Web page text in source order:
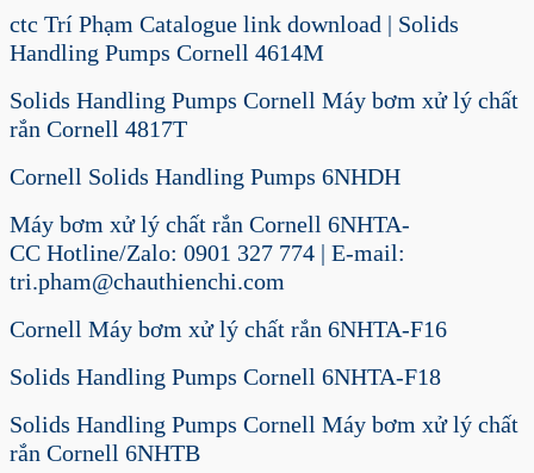
ctc Trí Phạm Catalogue link download | Solids
Handling Pumps Cornell 4614M
Solids Handling Pumps Cornell Máy bơm xử lý chất
rắn Cornell 4817T
Cornell Solids Handling Pumps 6NHDH
Máy bơm xử lý chất rắn Cornell 6NHTA-
CC Hotline/Zalo: 0901 327 774 | E-mail:
tri.pham@chauthienchi.com
Cornell Máy bơm xử lý chất rắn 6NHTA-F16
Solids Handling Pumps Cornell 6NHTA-F18
Solids Handling Pumps Cornell Máy bơm xử lý chất
rắn Cornell 6NHTB